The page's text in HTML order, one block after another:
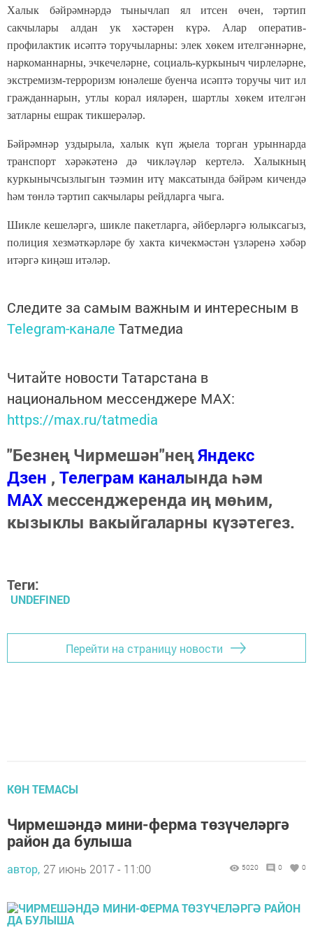
Халык бәйрәмнәрдә тынычлап ял итсен өчен, тәртип
сакчылары алдан ук хәстәрен күрә. Алар оператив-
профилактик исәптә торучыларны: элек хөкем ителгәннәрне,
наркоманнарны, эчкечеләрне, социаль-куркыныч чирлеләрне,
экстремизм-терроризм юнәлеше буенча исәптә торучы чит ил
гражданнарын, утлы корал ияләрен, шартлы хөкем ителгән
затларны ешрак тикшерәләр.
Бәйрәмнәр уздырыла, халык күп җыела торган урыннарда
транспорт хәрәкәтенә дә чикләүләр кертелә. Халыкның
куркынычсызлыгын тәэмин итү максатында бәйрәм кичендә
һәм төнлә тәртип сакчылары рейдларга чыга.
Шикле кешеләргә, шикле пакетларга, әйберләргә юлыксагыз,
полиция хезмәткәрләре бу хакта кичекмәстән үзләренә хәбәр
итәргә киңәш итәләр.
Следите за самым важным и интересным в
Telegram-канале Татмедиа
Читайте новости Татарстана в
национальном мессенджере MАХ:
https://max.ru/tatmedia
"Безнең Чирмешән"неңЯндекс
Дзен , Телеграм каналында һәм
МАХ мессенджеренда иң мөһим,
кызыклы вакыйгаларны күзәтегез.
Теги:
UNDEFINED
Перейти на страницу новости
КӨН ТЕМАСЫ
Чирмешәндә мини-ферма төзүчеләргә
район да булыша
автор, 27 июнь 2017 - 11:00 5020 0 0